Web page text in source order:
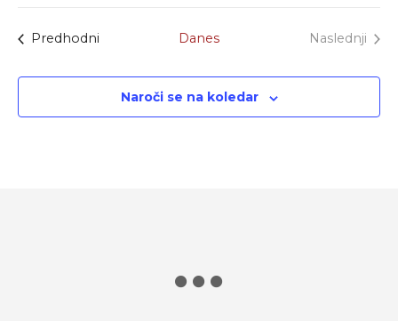
Predhodni Danes
Naslednji
Naroči se na koledar